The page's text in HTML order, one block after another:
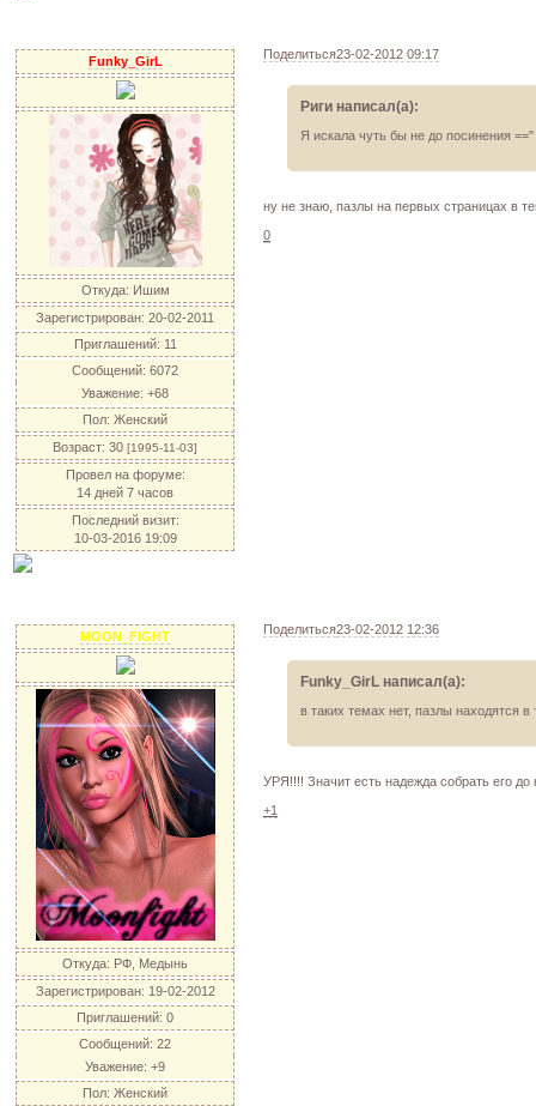
Поделиться23-02-2012 09:17
Funky_GirL
Откуда: Ишим
Зарегистрирован: 20-02-2011
Приглашений: 11
Сообщений: 6072
Уважение: +68
Пол: Женский
Возраст: 30 [1995-11-03]
Провел на форуме:
14 дней 7 часов
Последний визит:
10-03-2016 19:09
Риги написал(а):
Я искала чуть бы не до посинения
ну не знаю, пазлы на первых страницах в
0
Поделиться23-02-2012 12:36
MOON_FIGHT
Откуда: РФ, Медынь
Зарегистрирован: 19-02-2012
Приглашений: 0
Сообщений: 22
Уважение: +9
Пол: Женский
Funky_GirL написал(а):
в таких темах нет, пазлы находятся
УРЯ!!!! Значит есть надежда собрать его до
+1